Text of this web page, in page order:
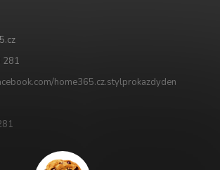
281
home365.cz.stylprokazdyden